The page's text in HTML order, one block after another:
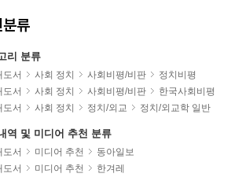
류
리 분류
도서 사회 정치 사회비평/비판
정치비평
도서
사회 정치 사회비평/비판
한국사회비평
도서
사회 정치 정치/외교 정치/외교학 일반
역 및 미디어 추천 분류
도서 미디어 추천
동아일보
도서
미디어 추천 한겨레